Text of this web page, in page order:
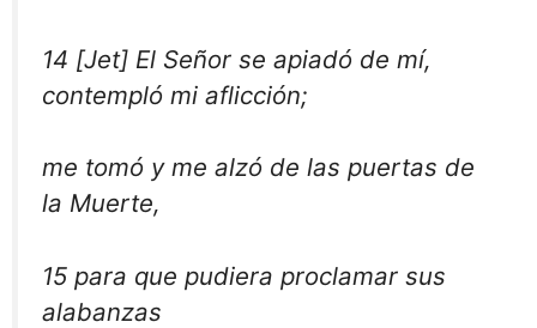
14 [Jet] El Señor se apiadó de mí,
contempló mi aflicción;
me tomó y me alzó de las puertas de
la Muerte,
15 para que pudiera proclamar sus
alabanzas